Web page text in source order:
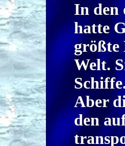
In den
hatte
größte
Welt.
Aber
den